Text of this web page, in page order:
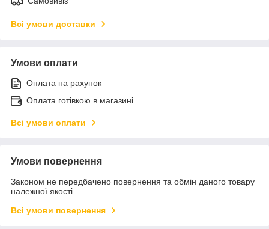
Всі умови доставки
Умови оплати
Оплата на рахунок
Оплата готівкою в магазині.
Всі умови оплати
Умови повернення
Законом не передбачено повернення та обмін даного товару
належної якості
Всі умови повернення